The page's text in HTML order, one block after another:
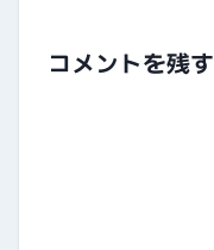
コメントを残す